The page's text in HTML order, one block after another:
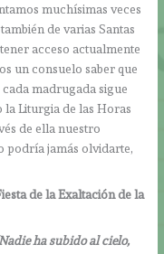
muchísimas veces
de varias Santas
acceso actualmente
un consuelo saber que
madrugada sigue
Liturgia de las Horas
de ella nuestro
podría jamás olvidarte,
de la Exaltación de la
ha subido al cielo,